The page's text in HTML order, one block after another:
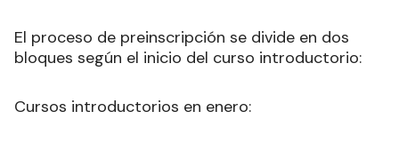
El proceso de preinscripción se divide en dos
bloques según el inicio del curso introductorio:
Cursos introductorios en enero: